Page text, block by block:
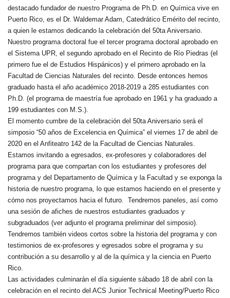
destacado fundador de nuestro Programa de Ph.D. en Química vive en
Puerto Rico, es el Dr. Waldemar Adam, Catedrático Emérito del recinto,
a quien le estamos dedicando la celebración del 50ta Aniversario.
Nuestro programa doctoral fue el tercer programa doctoral aprobado en
el Sistema UPR, el segundo aprobado en el Recinto de Río Piedras (el
primero fue el de Estudios Hispánicos) y el primero aprobado en la
Facultad de Ciencias Naturales del recinto. Desde entonces hemos
graduado hasta el año académico 2018-2019 a 285 estudiantes con
Ph.D. (el programa de maestría fue aprobado en 1961 y ha graduado a
199 estudiantes con M.S.).
El momento cumbre de la celebración del 50ta Aniversario será el
simposio “50 años de Excelencia en Química” el viernes 17 de abril de
2020 en el Anfiteatro 142 de la Facultad de Ciencias Naturales.
Estamos invitando a egresados, ex-profesores y colaboradores del
programa para que compartan con los estudiantes y profesores del
programa y del Departamento de Química y la Facultad y se exponga la
historia de nuestro programa, lo que estamos haciendo en el presente y
cómo nos proyectamos hacia el futuro. Tendremos paneles, así como
una sesión de afiches de nuestros estudiantes graduados y
subgraduados (ver adjunto el programa preliminar del simposio).
Tendremos también videos cortos sobre la historia del programa y con
testimonios de ex-profesores y egresados sobre el programa y su
contribución a su desarrollo y al de la química y la ciencia en Puerto
Rico.
Las actividades culminarán el día siguiente sábado 18 de abril con la
celebración en el recinto del ACS Junior Technical Meeting/Puerto Rico